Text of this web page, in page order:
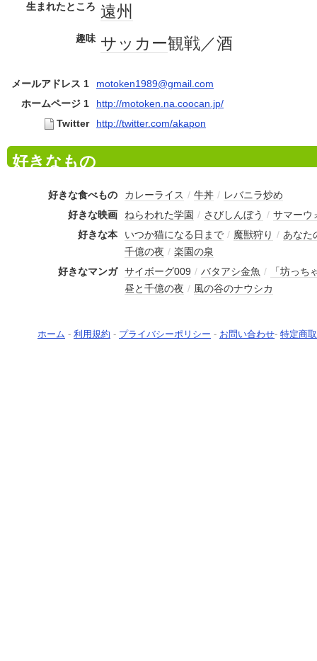
生まれたところ 遠州
趣味 サッカー観戦／酒
メールアドレス 1
motoken1989@gmail.com
ホームページ 1
http://motoken.na.coocan.jp/
Twitter
http://twitter.com/akapon
好きなもの
好きな食べもの カレーライス / 牛丼 / レバニラ炒め
好きな映画
ねらわれた学園 / さびしんぼう / サマーウ
好きな本
いつか猫になる日まで / 魔獣狩り / あなた
千億の夜 / 楽園の泉
好きなマンガ
サイボーグ009 / バタアシ金魚 /
「坊っち
昼と千億の夜 / 風の谷のナウシカ
ホーム - 利用規約 - プライバシーポリシー - お問い合わせ- 特定商